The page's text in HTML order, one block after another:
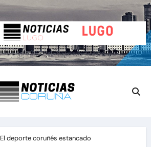
El deporte coruñés estancado